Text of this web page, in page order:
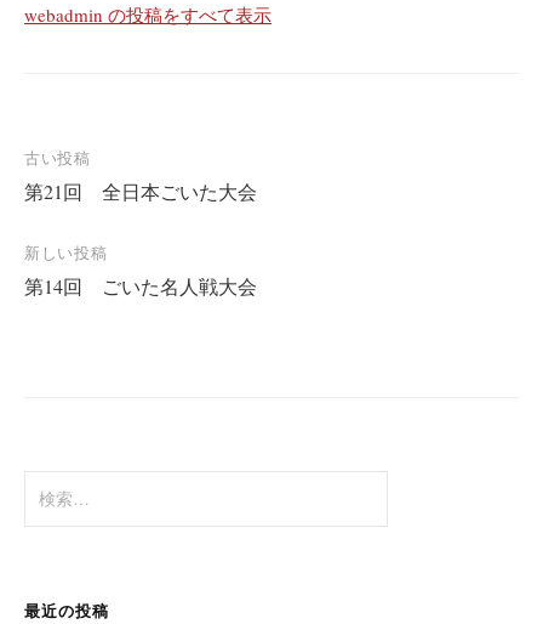
webadmin の投稿をすべて表示
投
稿
ナ
ビ
ゲ
古い投稿
第21回 全日本ごいた大会
新しい投稿
第14回 ごいた名人戦大会
索:
最近の投稿